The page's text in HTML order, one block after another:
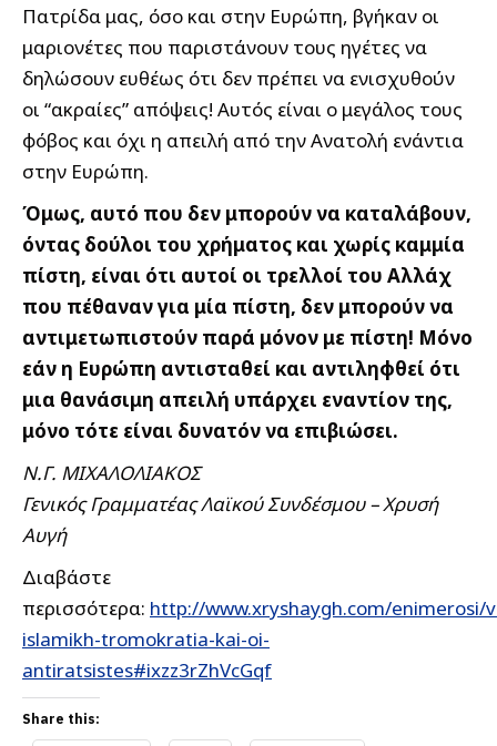
Πατρίδα μας, όσο και στην Ευρώπη, βγήκαν οι
μαριονέτες που παριστάνουν τους ηγέτες να
δηλώσουν ευθέως ότι δεν πρέπει να ενισχυθούν
οι “ακραίες” απόψεις! Αυτός είναι ο μεγάλος τους
φόβος και όχι η απειλή από την Ανατολή ενάντια
στην Ευρώπη.
Όμως, αυτό που δεν μπορούν να καταλάβουν,
όντας δούλοι του χρήματος και χωρίς καμμία
πίστη, είναι ότι αυτοί οι τρελλοί του Αλλάχ
που πέθαναν για μία πίστη, δεν μπορούν να
αντιμετωπιστούν παρά μόνον με πίστη! Μόνο
εάν η Ευρώπη αντισταθεί και αντιληφθεί ότι
μια θανάσιμη απειλή υπάρχει εναντίον της,
μόνο τότε είναι δυνατόν να επιβιώσει.
Ν.Γ. ΜΙΧΑΛΟΛΙΑΚΟΣ
Γενικός Γραμματέας Λαϊκού Συνδέσμου – Χρυσή
Αυγή
Διαβάστε
περισσότερα: http://www.xryshaygh.com/enimerosi/
islamikh-tromokratia-kai-oi-
antiratsistes#ixzz3rZhVcGqf
Share this: